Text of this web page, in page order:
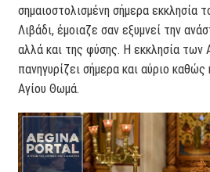
σημαιοστολισμένη σήμερα εκκλησία
Λιβάδι, έμοιαζε σαν εξυμνεί την
αλλά και της φύσης. Η εκκλησία των
πανηγυρίζει σήμερα και αύριο καθώς
Αγίου Θωμά.